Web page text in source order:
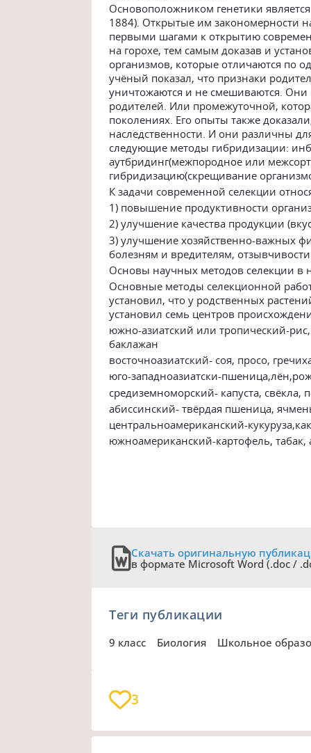
Основоположником генетики
1884). Открытые им закономерности
первыми шагами к открытию
на горохе, тем самым доказав и
организмов, которые отличаются по
учёный показал, что признаки
уничтожаются и не смешиваются.
родителей. Или промежуточной,
поколениях. Его опыты также
наследственности. И они различны
следующие методы гибридизации:
аутбридинг(межпородное или
гибридизацию(скрещивание
К задачи современной селекции
1) повышение продуктивности
2) улучшение качества продукции
3) улучшение хозяйственно-важных
болезням и вредителям,
Основы научных методов селекции в
Основные методы селекционной
установил, что у родственных
установил семь центров
южно-азиатский или тропический-
баклажан
восточноазиатский- соя, просо,
юго-западноазиатски-
средиземноморский- капуста, свёкла,
абиссинский- твёрдая пшеница,
центральноамериканский-
южноамериканский-картофель, табак,
Скачать оригинальную
в формате Microsoft Word (.doc /
Теги публикации
9 класс Биология Школьное
3